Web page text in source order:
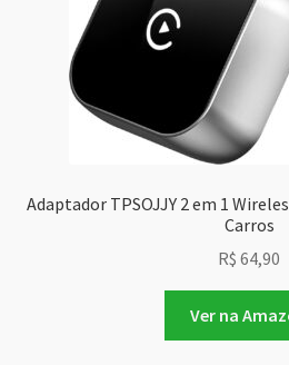
Adaptador TPSOJJY 2 em 1
Carros
R$ 64,90
Ver na